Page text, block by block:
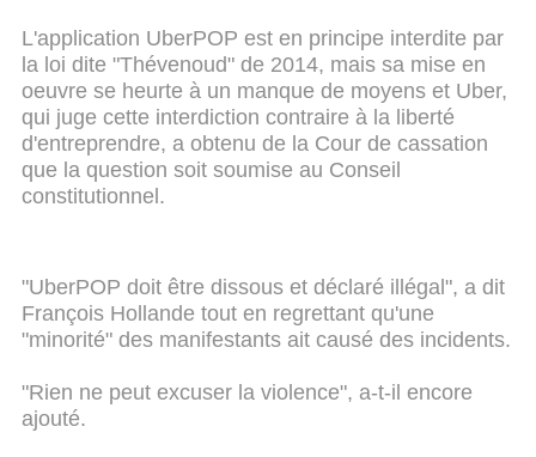
L'application UberPOP est en principe interdite par
la loi dite "Thévenoud" de 2014, mais sa mise en
oeuvre se heurte à un manque de moyens et Uber,
qui juge cette interdiction contraire à la liberté
d'entreprendre, a obtenu de la Cour de cassation
que la question soit soumise au Conseil
constitutionnel.
"UberPOP doit être dissous et déclaré illégal", a dit
François Hollande tout en regrettant qu'une
"minorité" des manifestants ait causé des incidents.
"Rien ne peut excuser la violence", a-t-il encore
ajouté.